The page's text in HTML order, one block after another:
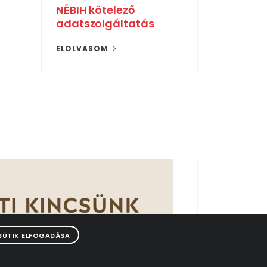
NÉBIH kötelező
adatszolgáltatás
ELOLVASOM
ELFOGADÁSA